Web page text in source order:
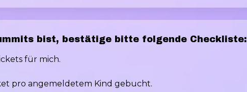
bist, bestätige bitte folgende Checkliste:
für mich.
pro angemeldetem Kind gebucht.